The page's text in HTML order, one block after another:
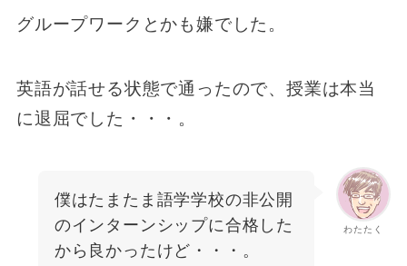
グループワークとかも嫌でした。
英語が話せる状態で通ったので、授業は本当
に退屈でした・・・。
わたたく
僕はたまたま語学学校の非公開
のインターンシップに合格した
から良かったけど・・・。